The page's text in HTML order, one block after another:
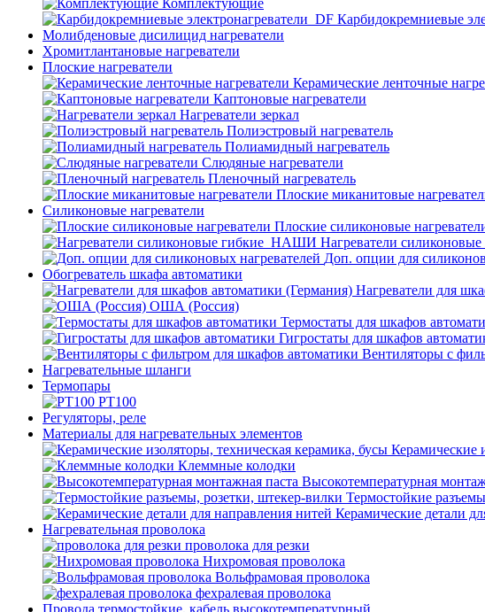
Комплектующие
Карбидокремниевые
Молибденовые дисилицид нагреватели
Хромитлантановые нагреватели
Плоские нагреватели
Керамические ленточные
Каптоновые нагреватели
Нагреватели зеркал
Полиэстровый нагреватель
Полиамидный нагреватель
Слюдяные нагреватели
Пленочный нагреватель
Плоские миканитовые
Силиконовые нагреватели
Плоские силиконовые
Нагреватели
Доп. опции для
Обогреватель шкафа автоматики
Нагреватели для
ОША (Россия)
Термостаты для шкафов
Гигростаты для шкафов
Вентиляторы с
Нагревательные шланги
Термопары
PT100
Регуляторы, реле
Материалы для нагревательных элементов
Керамические
Клеммные колодки
Высокотемпературная
Термостойкие
Керамические детали
Нагревательная проволока
проволока для резки
Нихромовая проволока
Вольфрамовая проволока
фехралевая проволока
Провода термостойкие, кабель высокотемпературный